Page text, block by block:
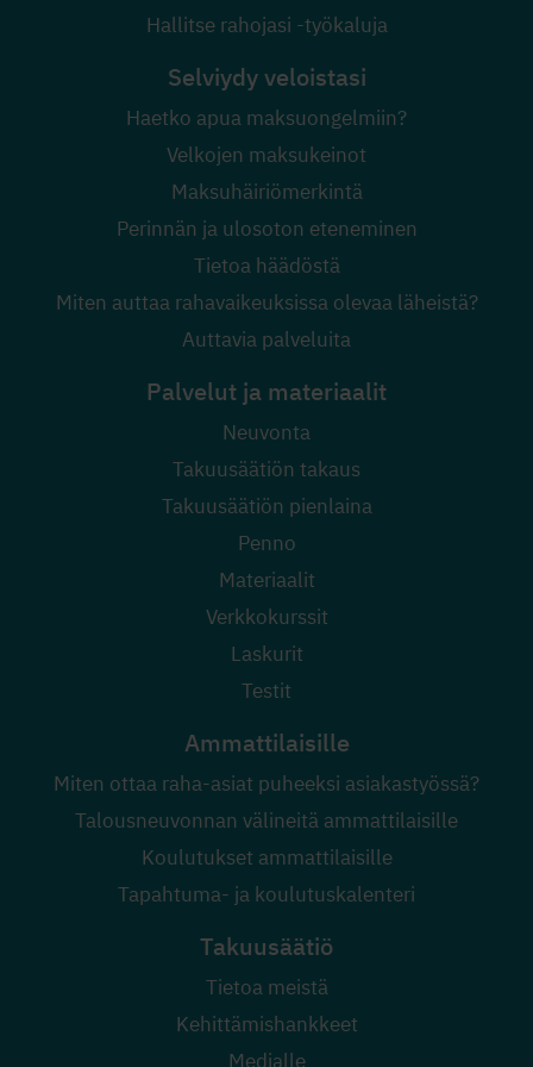
Hallitse rahojasi -työkaluja
Selviydy veloistasi
Haetko apua maksuongelmiin?
Velkojen maksukeinot
Maksuhäiriömerkintä
Perinnän ja ulosoton eteneminen
Tietoa häädöstä
Miten auttaa rahavaikeuksissa olevaa läheistä?
Auttavia palveluita
Palvelut ja materiaalit
Neuvonta
Takuusäätiön takaus
Takuusäätiön pienlaina
Penno
Materiaalit
Verkkokurssit
Laskurit
Testit
Ammattilaisille
Miten ottaa raha-asiat puheeksi asiakastyössä?
Talousneuvonnan välineitä ammattilaisille
Koulutukset ammattilaisille
Tapahtuma- ja koulutuskalenteri
Takuusäätiö
Tietoa meistä
Kehittämishankkeet
Medialle